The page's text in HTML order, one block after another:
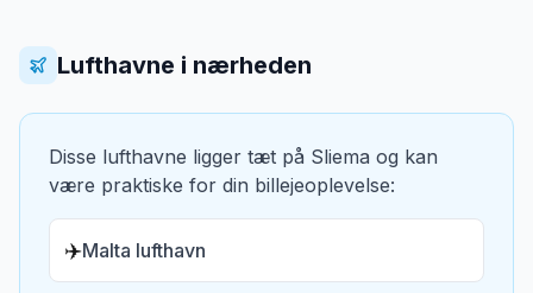
Lufthavne i nærheden
Disse lufthavne ligger tæt på Sliema og kan
være praktiske for din billejeoplevelse:
✈️Malta lufthavn